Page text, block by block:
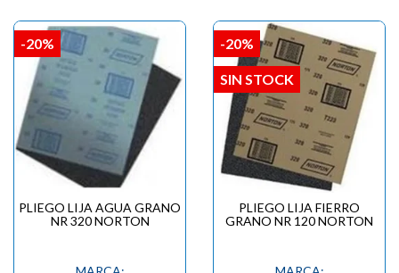
PLIEGO LIJA AGUA GRANO
NR 320 NORTON
-20%
PLIEGO LIJA FIERRO
GRANO NR 120 NORTON
-20%
SIN STOCK